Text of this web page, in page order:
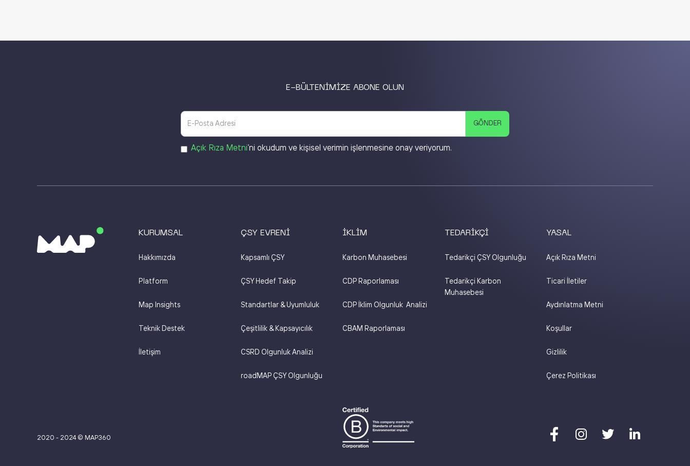
E-BÜLTENİMİZE ABONE OLUN
Açık Rıza Metni’ni okudum ve kişisel verimin işlenmesine onay veriyorum.
KURUMSAL
Hakkımızda
Platform
Map Insights
Teknik Destek
İletişim
ÇSY EVRENİ
Kapsamlı ÇSY
ÇSY Hedef Takip
Standartlar & Uyumluluk
Çeşitlilik & Kapsayıcılık
CSRD Olgunluk Analizi
roadMAP ÇSY Olgunluğu
İKLİM
Karbon Muhasebesi
CDP Raporlaması
CDP İklim Olgunluk Analizi
CBAM Raporlaması
TEDARİKÇİ
Tedarikçi ÇSY Olgunluğu
Tedarikçi Karbon
Muhasebesi
YASAL
Açık Rıza Metni
Ticari İletiler
Aydınlatma Metni
Koşullar
Gizlilik
Çerez Politikası
2020 - 2024 © MAP360    